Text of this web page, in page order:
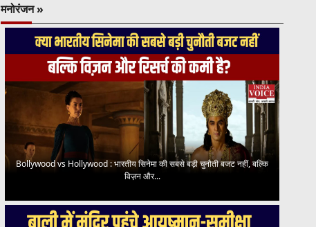
मनोरंजन »
Bollywood vs Hollywood : भारतीय सिनेमा की सबसे बड़ी चुनौती बजट नहीं, बल्कि
विज़न और...